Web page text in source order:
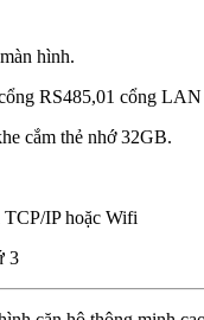
hình.
RS485,01 cổng
cắm thẻ nhớ 32GB.
IP hoặc Wifi
3